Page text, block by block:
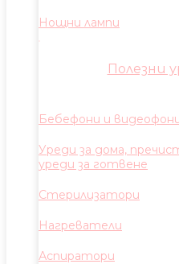
Нощни лампи
Полезни
Бебефони и
Уреди за дома,
уреди за готвене
Стерилизатори
Нагреватели
Аспиратори